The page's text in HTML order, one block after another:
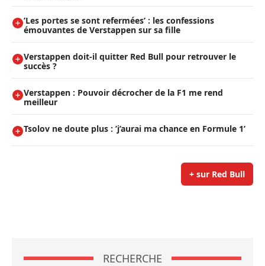
’Les portes se sont refermées’ : les confessions
émouvantes de Verstappen sur sa fille
Verstappen doit-il quitter Red Bull pour retrouver le
succès ?
Verstappen : Pouvoir décrocher de la F1 me rend
meilleur
Tsolov ne doute plus : ’j’aurai ma chance en Formule 1’
+ sur Red Bull
RECHERCHE